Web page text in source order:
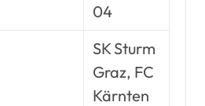
04
SK Sturm
Graz, FC
Kärnten